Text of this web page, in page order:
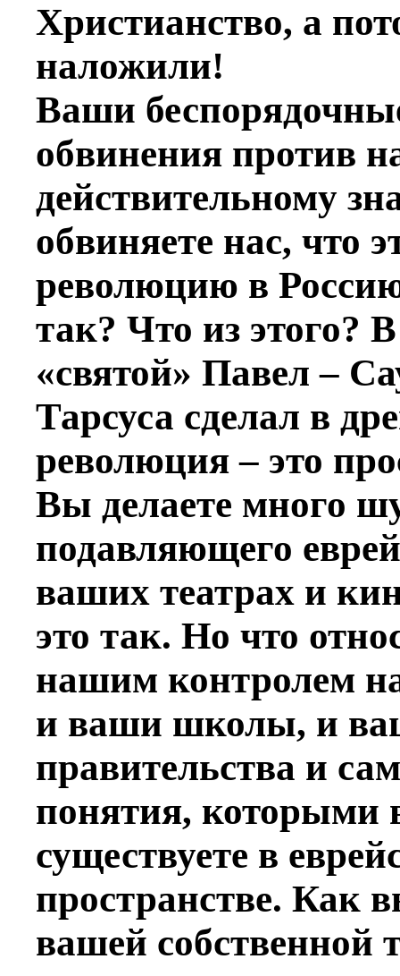
Христианство, а
наложили!
Ваши
обвинения против
действительному
обвиняете нас, что
революцию в
так? Что из этого?
«святой» Павел –
Тарсуса сделал в
революция – это
Вы делаете много
подавляющего
ваших театрах и
это так. Но что
нашим контролем
и ваши школы, и
правительства и
понятия,
существуете в
пространстве. Как
вашей собственной